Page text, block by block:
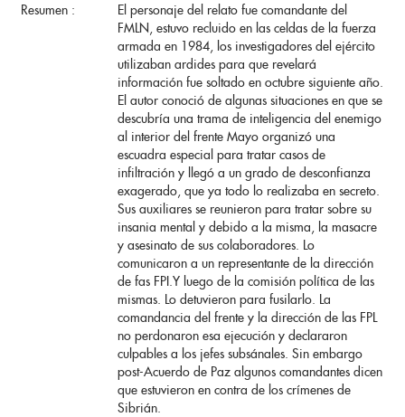
Resumen :
El personaje del relato fue comandante del
FMLN, estuvo recluido en las celdas de la fuerza
armada en 1984, los investigadores del ejército
utilizaban ardides para que revelará
información fue soltado en octubre siguiente año.
El autor conoció de algunas situaciones en que se
descubría una trama de inteligencia del enemigo
al interior del frente Mayo organizó una
escuadra especial para tratar casos de
infiltración y llegó a un grado de desconfianza
exagerado, que ya todo lo realizaba en secreto.
Sus auxiliares se reunieron para tratar sobre su
insania mental y debido a la misma, la masacre
y asesinato de sus colaboradores. Lo
comunicaron a un representante de la dirección
de fas FPI.Y luego de la comisión política de las
mismas. Lo detuvieron para fusilarlo. La
comandancia del frente y la dirección de las FPL
no perdonaron esa ejecución y declararon
culpables a los jefes subsánales. Sin embargo
post-Acuerdo de Paz algunos comandantes dicen
que estuvieron en contra de los crímenes de
Sibrián.